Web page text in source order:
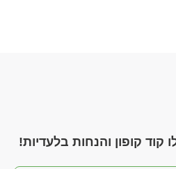
קוד קופון והנחות בלעדיות!